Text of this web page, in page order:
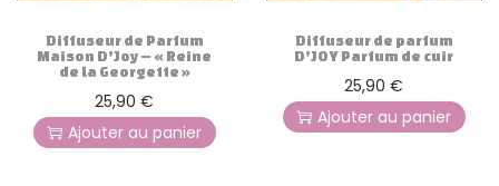
Diffuseur de Parfum
Maison D’Joy – « Reine
de la Georgette »
25,90€
Ajouter au panier
Diffuseur de parfum
D’JOY Parfum de cuir
25,90€
Ajouter au panier